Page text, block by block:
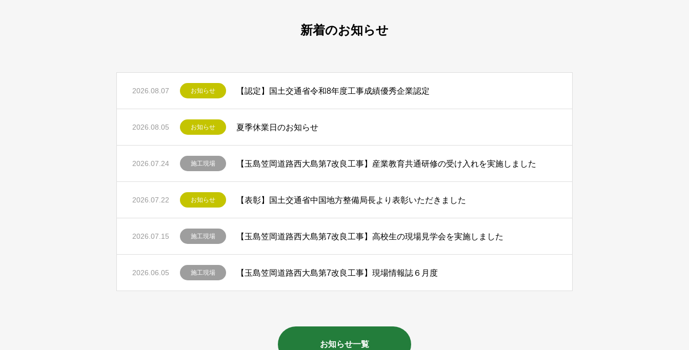
新着のお知らせ
2026.08.07 お知らせ 【認定】国土交通省令和8年度工事成績優秀企業認定
2026.08.05 お知らせ 夏季休業日のお知らせ
2026.07.24 施工現場 【玉島笠岡道路西大島第7改良工事】産業教育共通研修の受け入れを実施しました
2026.07.22 お知らせ 【表彰】国土交通省中国地方整備局長より表彰いただきました
2026.07.15 施工現場 【玉島笠岡道路西大島第7改良工事】高校生の現場見学会を実施しました
2026.06.05 施工現場 【玉島笠岡道路西大島第7改良工事】現場情報誌６月度
お知らせ一覧